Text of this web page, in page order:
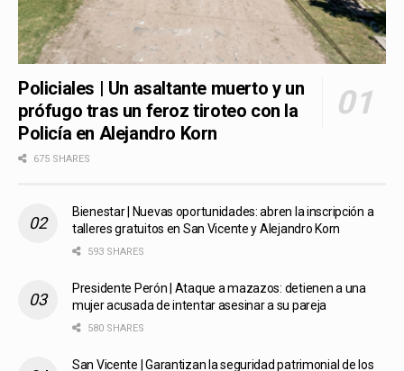
Policiales | Un asaltante muerto y un
prófugo tras un feroz tiroteo con la
Policía en Alejandro Korn
675 SHARES
Bienestar | Nuevas oportunidades: abren la inscripción a
talleres gratuitos en San Vicente y Alejandro Korn
593 SHARES
Presidente Perón | Ataque a mazazos: detienen a una
mujer acusada de intentar asesinar a su pareja
580 SHARES
San Vicente | Garantizan la seguridad patrimonial de los